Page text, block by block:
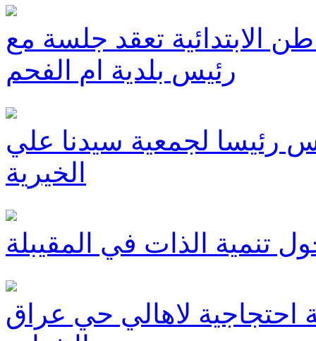
الابتدائية تعقد جلسة مع
رئيس بلدية ام الفحم
رئيسا لجمعية سيدنا علي
الخيرية
تنمية الذات في المقيبلة
لاهالي حي عراق